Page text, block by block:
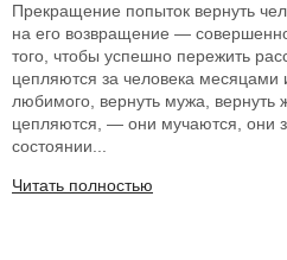
Прекращение попыток вернуть
на его возвращение —
того, чтобы успешно пережить
цепляются за человека месяцами
любимого, вернуть мужа, вернуть
цепляются, — они мучаются, они
состоянии...
Читать полностью